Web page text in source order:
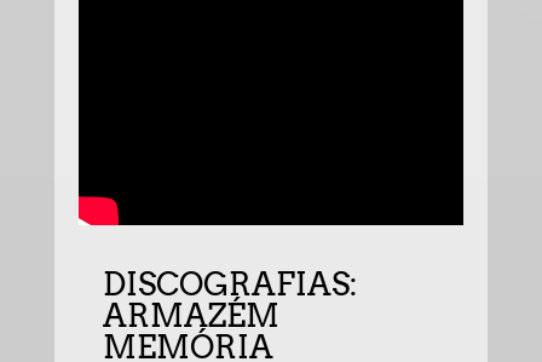
DISCOGRAFIAS:
ARMAZÉM
MEMÓRIA